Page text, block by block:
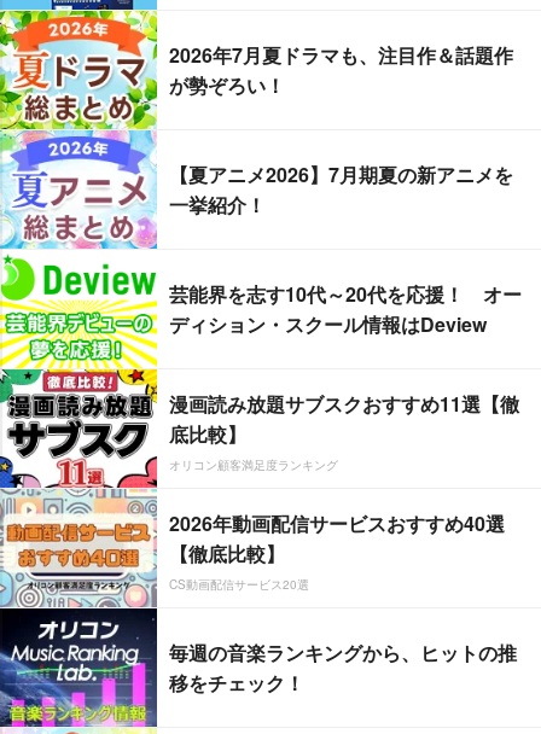
2026年7月夏ドラマも、注目作＆話題作
が勢ぞろい！
【夏アニメ2026】7月期夏の新アニメを
一挙紹介！
芸能界を志す10代～20代を応援！ オー
ディション・スクール情報はDeview
漫画読み放題サブスクおすすめ11選【徹
底比較】
オリコン顧客満足度ランキング
2026年動画配信サービスおすすめ40選
【徹底比較】
CS動画配信サービス20選
毎週の音楽ランキングから、ヒットの推
移をチェック！